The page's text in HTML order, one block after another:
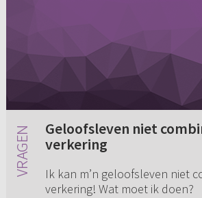
Geloofsleven niet
verkering
Ik kan m’n geloofsleven niet
verkering! Wat moet ik doen?